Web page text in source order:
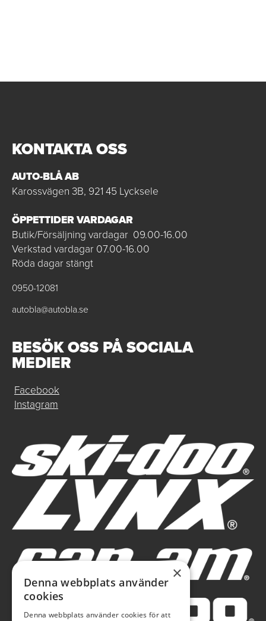
KONTAKTA OSS
AUTO-BLÅ AB
Karossvägen 3B, 921 45 Lycksele
ÖPPETTIDER VARDAGAR
Butik/Försäljning vardagar 09.00-16.00
Verkstad vardagar 07.00-16.00
Röda dagar stängt
0950-12081
autobla@autobla.se
BESÖK OSS PÅ SOCIALA
MEDIER
Facebook
Instagram
×
Denna webbplats använder
cookies
Denna webbplats använder cookies för att